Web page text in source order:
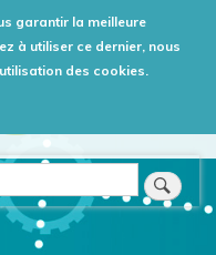
garantir la meilleure
à utiliser ce dernier, nous
des cookies.